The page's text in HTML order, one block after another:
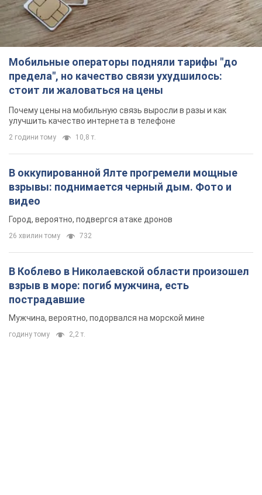
Мобильные операторы подняли тарифы "до
предела", но качество связи ухудшилось:
стоит ли жаловаться на цены
Почему цены на мобильную связь выросли в разы и как
улучшить качество интернета в телефоне
2 години тому 10,8 т.
В оккупированной Ялте прогремели мощные
взрывы: поднимается черный дым. Фото и
видео
Город, вероятно, подвергся атаке дронов
26 хвилин тому 732
В Коблево в Николаевской области произошел
взрыв в море: погиб мужчина, есть
пострадавшие
Мужчина, вероятно, подорвался на морской мине
годину тому 2,2 т.